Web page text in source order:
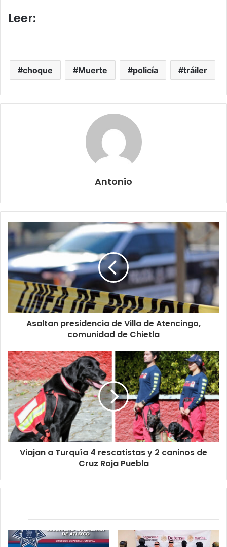
Leer:
choque Muerte policía tráiler
Antonio
Asaltan presidencia de Villa de Atencingo,
comunidad de Chietla
Viajan a Turquía 4 rescatistas y 2 caninos de
Cruz Roja Puebla